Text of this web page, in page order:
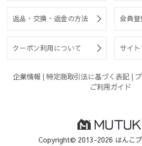
返品・交換・返金の方法 会員
クーポン利用について サイ
企業情報 | 特定商取引法に基づく表記 |
ご利用ガイド
Copyright© 2013-2026 はんこ